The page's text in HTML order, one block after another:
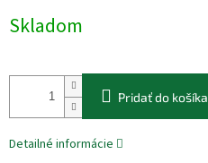
cena:
Skladom
Pridať do košíka
Detailné informácie